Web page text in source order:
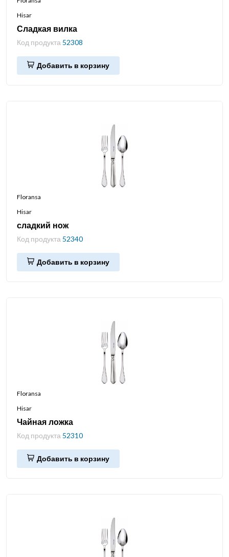
Hisar
Сладкая вилка
Код продукта 52308
Добавить в корзину
Floransa
Hisar
сладкий нож
Код продукта 52340
Добавить в корзину
Floransa
Hisar
Чайная ложка
Код продукта 52310
Добавить в корзину